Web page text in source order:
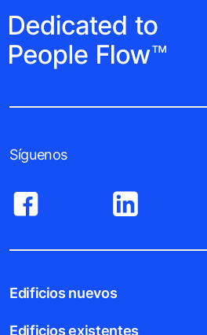
Síguenos
Edificios nuevos
Edificios existentes